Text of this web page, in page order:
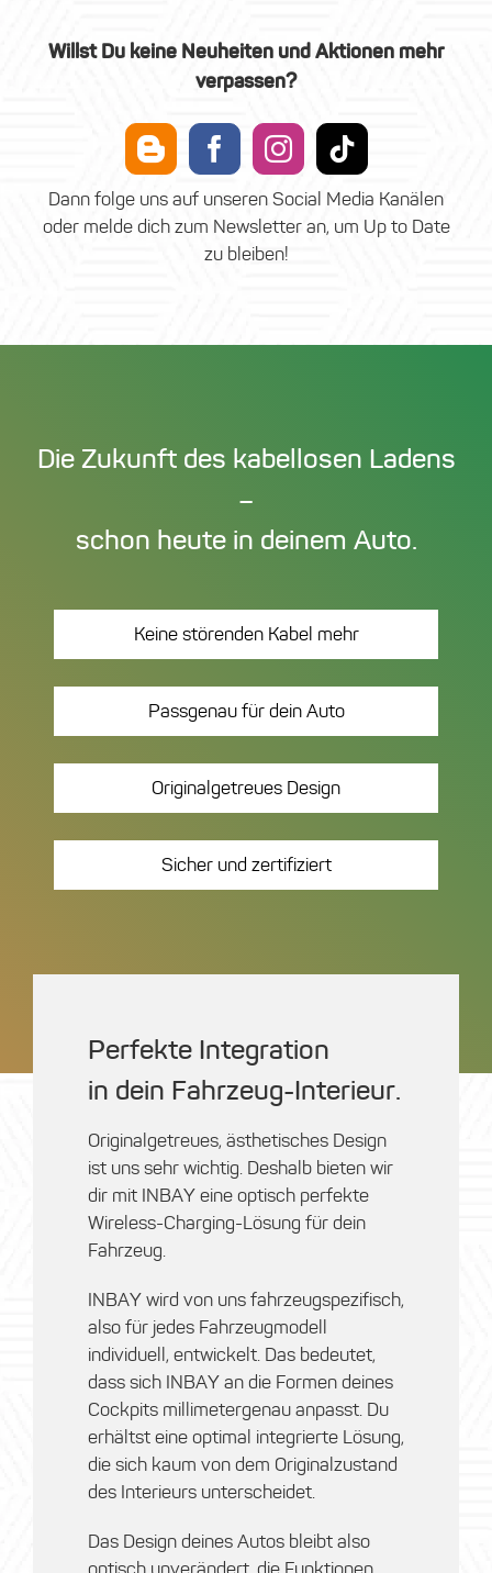
Willst Du keine Neuheiten und Aktionen mehr
verpassen?
Dann folge uns auf unseren Social Media Kanälen
oder melde dich zum Newsletter an, um Up to Date
zu bleiben!
Die Zukunft des kabellosen Ladens
–
schon heute in deinem Auto.
Keine störenden Kabel mehr
Passgenau für dein Auto
Originalgetreues Design
Sicher und zertifiziert
Perfekte Integration
in dein Fahrzeug-Interieur.
Originalgetreues, ästhetisches Design
ist uns sehr wichtig. Deshalb bieten wir
dir mit INBAY eine optisch perfekte
Wireless-Charging-Lösung für dein
Fahrzeug.
INBAY wird von uns fahrzeugspezifisch,
also für jedes Fahrzeugmodell
individuell, entwickelt. Das bedeutet,
dass sich INBAY an die Formen deines
Cockpits millimetergenau anpasst. Du
erhältst eine optimal integrierte Lösung,
die sich kaum von dem Originalzustand
des Interieurs unterscheidet.
Das Design deines Autos bleibt also